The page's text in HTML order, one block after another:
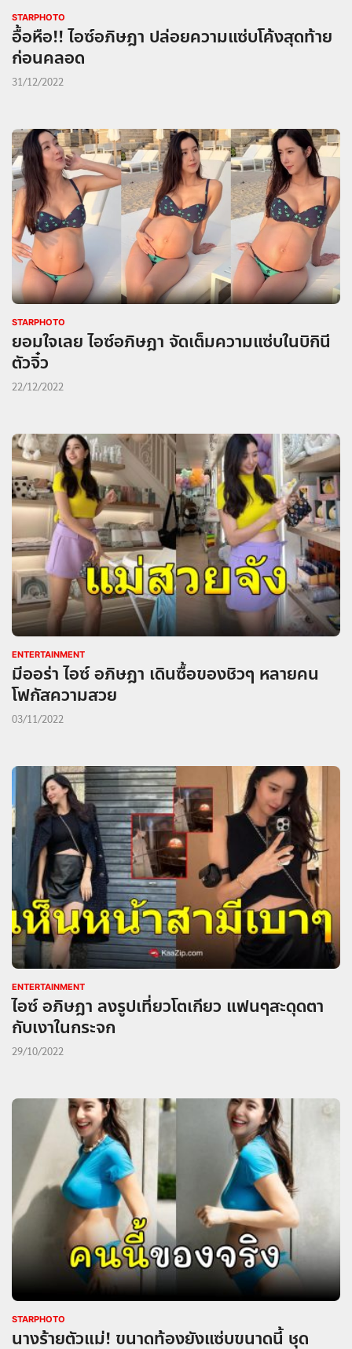
STARPHOTO
อื้อหือ!! ไอซ์อภิษฎา ปล่อยความแซ่บโค้งสุดท้าย
ก่อนคลอด
31/12/2022
STARPHOTO
ยอมใจเลย ไอซ์อภิษฎา จัดเต็มความแซ่บในบิกินี
ตัวจิ๋ว
22/12/2022
ENTERTAINMENT
มีออร่า ไอซ์ อภิษฎา เดินซื้อของชิวๆ หลายคน
โฟกัสความสวย
03/11/2022
ENTERTAINMENT
ไอซ์ อภิษฎา ลงรูปเที่ยวโตเกียว แฟนๆสะดุดตา
กับเงาในกระจก
29/10/2022
STARPHOTO
นางร้ายตัวแม่! ขนาดท้องยังแซ่บขนาดนี้ ชุด